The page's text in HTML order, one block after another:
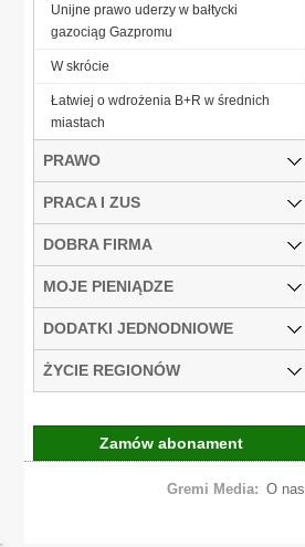
Unijne prawo uderzy w bałtycki
gazociąg Gazpromu
W skrócie
Łatwiej o wdrożenia B+R w średnich
miastach
PRAWO
PRACA I ZUS
DOBRA FIRMA
MOJE PIENIĄDZE
DODATKI JEDNODNIOWE
ŻYCIE REGIONÓW
Zamów abonament
Gremi Media: O nas